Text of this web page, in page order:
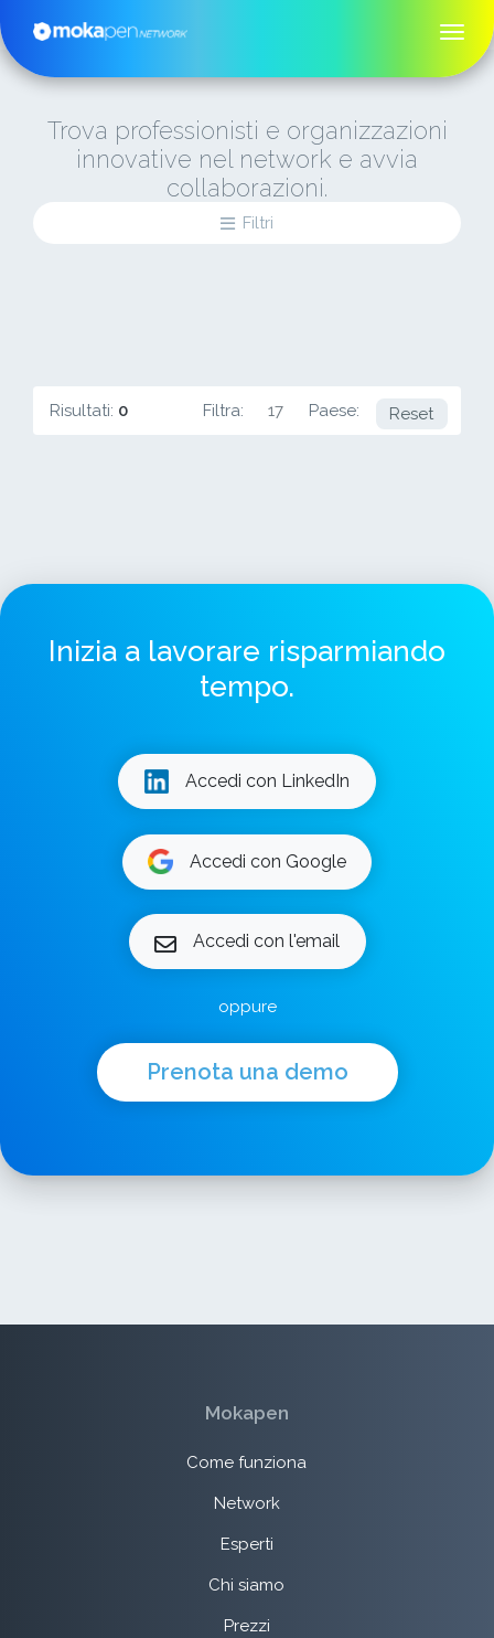
Trova professionisti e organizzazioni
innovative nel network e avvia
collaborazioni.
Filtri
Risultati: 0 Filtra: 17 Paese: LV
Reset
Inizia a lavorare risparmiando
tempo.
Accedi con LinkedIn
Accedi con Google
Accedi con l'email
oppure
Prenota una demo
Mokapen
Come funziona
Network
Esperti
Chi siamo
Prezzi